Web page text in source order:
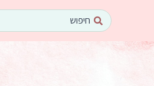
Search
...